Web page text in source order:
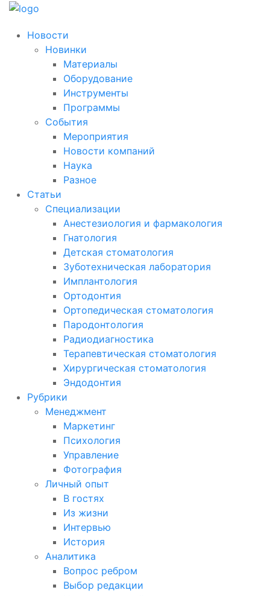
Новости
Новинки
Материалы
Оборудование
Инструменты
Программы
События
Мероприятия
Новости компаний
Наука
Разное
Статьи
Специализации
Анестезиология и фармакология
Гнатология
Детская стоматология
Зуботехническая лаборатория
Имплантология
Ортодонтия
Ортопедическая стоматология
Пародонтология
Радиодиагностика
Терапевтическая стоматология
Хирургическая стоматология
Эндодонтия
Рубрики
Менеджмент
Маркетинг
Психология
Управление
Фотография
Личный опыт
В гостях
Из жизни
Интервью
История
Аналитика
Вопрос ребром
Выбор редакции